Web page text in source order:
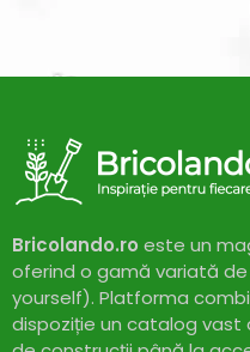
Bricolando.ro este un
oferind o gamă variată de
yourself). Platforma
dispoziție un catalog vast